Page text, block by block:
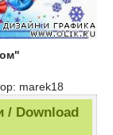
marek18
/ Download